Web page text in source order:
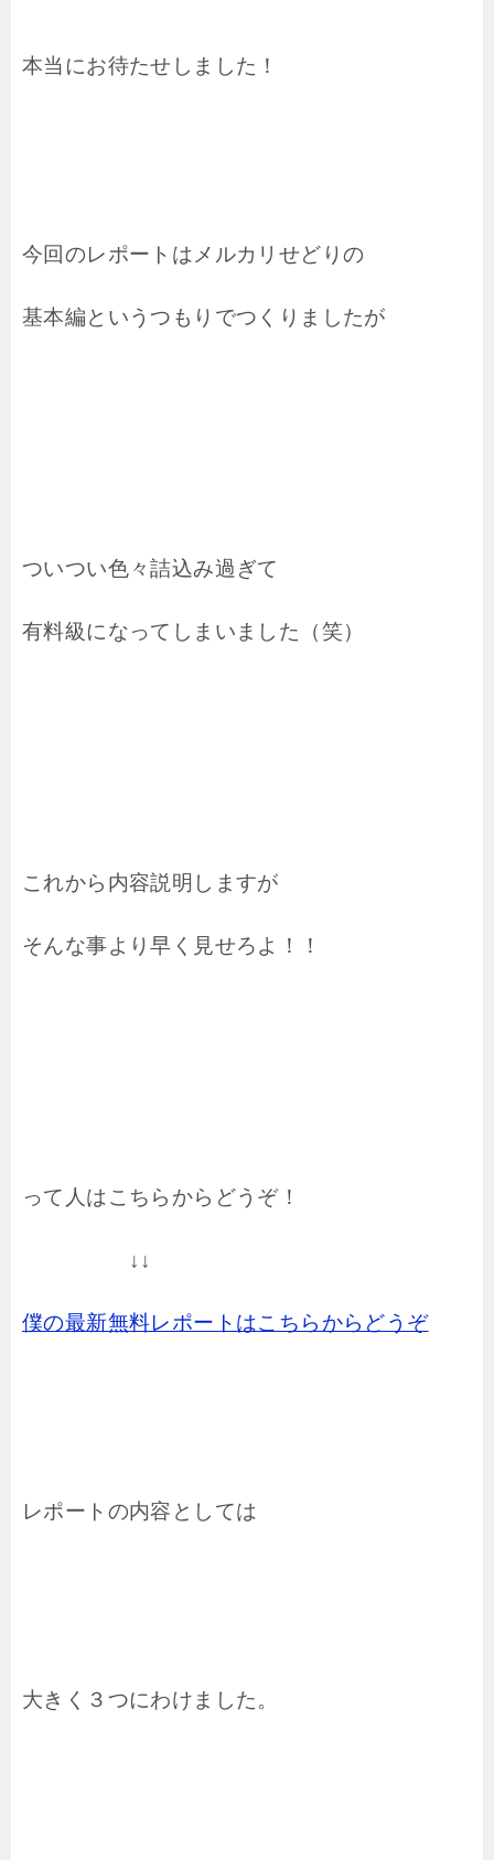
本当にお待たせしました！
今回のレポートはメルカリせどりの
基本編というつもりでつくりましたが
ついつい色々詰込み過ぎて
有料級になってしまいました（笑）
これから内容説明しますが
そんな事より早く見せろよ！！
って人はこちらからどうぞ！
↓↓
僕の最新無料レポートはこちらからどうぞ
レポートの内容としては
大きく３つにわけました。